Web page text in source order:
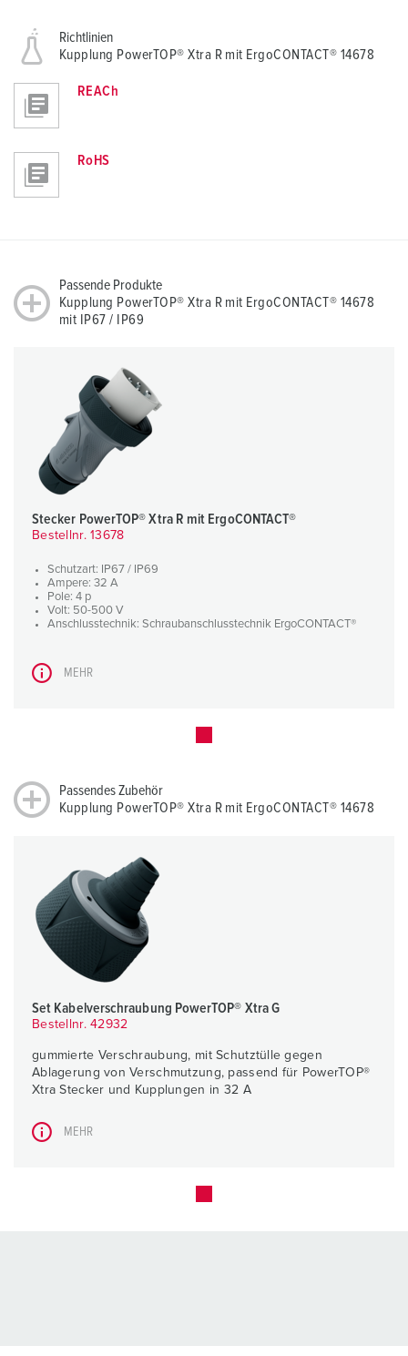
Richtlinien
Kupplung PowerTOP® Xtra R mit ErgoCONTACT® 14678
REACh
RoHS
Passende Produkte
Kupplung PowerTOP® Xtra R mit ErgoCONTACT® 14678
mit IP67 / IP69
Stecker PowerTOP® Xtra R mit ErgoCONTACT®
Bestellnr. 13678
Schutzart: IP67 / IP69
Ampere: 32 A
Pole: 4 p
Volt: 50-500 V
Anschlusstechnik: Schraubanschlusstechnik ErgoCONTACT®
MEHR
Passendes Zubehör
Kupplung PowerTOP® Xtra R mit ErgoCONTACT® 14678
Set Kabelverschraubung PowerTOP® Xtra G
Bestellnr. 42932
gummierte Verschraubung, mit Schutztülle gegen
Ablagerung von Verschmutzung, passend für PowerTOP®
Xtra Stecker und Kupplungen in 32 A
MEHR